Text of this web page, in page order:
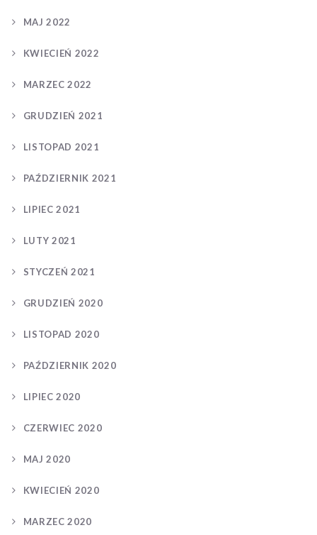
MAJ 2022
KWIECIEŃ 2022
MARZEC 2022
GRUDZIEŃ 2021
LISTOPAD 2021
PAŹDZIERNIK 2021
LIPIEC 2021
LUTY 2021
STYCZEŃ 2021
GRUDZIEŃ 2020
LISTOPAD 2020
PAŹDZIERNIK 2020
LIPIEC 2020
CZERWIEC 2020
MAJ 2020
KWIECIEŃ 2020
MARZEC 2020